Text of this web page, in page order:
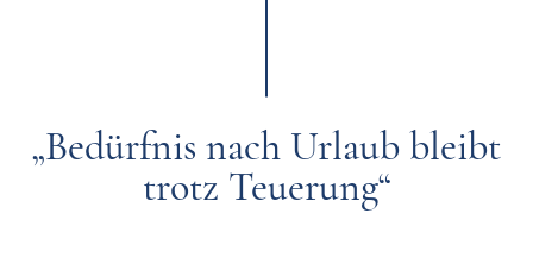
„Bedürfnis nach Urlaub bleibt
trotz Teuerung“